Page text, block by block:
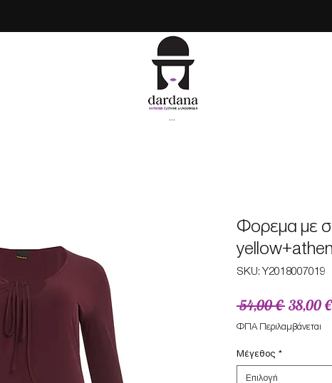
Φορεμα με
SKU: Υ2018007019
54,00 € Κανονική
τιμή
38,00 €
ΦΠΑ Περιλαμβάνεται
Μέγεθος *
Επιλογή